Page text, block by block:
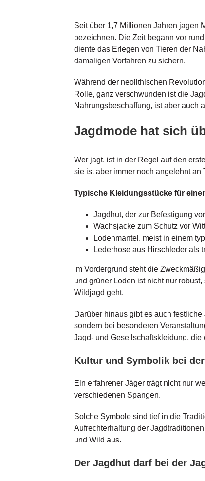
Seit über 1,7 Millionen Jahren jagen
bezeichnen. Die Zeit begann vor
diente das Erlegen von Tieren der
damaligen Vorfahren zu sichern.
Während der neolithischen
Rolle, ganz verschwunden ist die
Nahrungsbeschaffung, ist aber auch
Jagdmode hat sich
Wer jagt, ist in der Regel auf den
sie ist aber immer noch angelehnt an
Typische Kleidungsstücke für
Jagdhut, der zur Befestigung
Wachsjacke zum Schutz vor
Lodenmantel, meist in einem
Lederhose aus Hirschleder als
Im Vordergrund steht die
und grüner Loden ist nicht nur
Wildjagd geht.
Darüber hinaus gibt es auch
sondern bei besonderen
Jagd- und Gesellschaftskleidung,
Kultur und Symbolik bei
Ein erfahrener Jäger trägt nicht nur
verschiedenen Spangen.
Solche Symbole sind tief in die
Aufrechterhaltung der
und Wild aus.
Der Jagdhut darf bei der